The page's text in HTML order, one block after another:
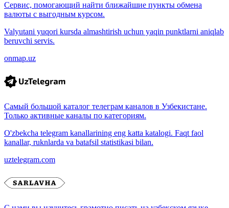
Сервис, помогающий найти ближайшие пункты обмена
валюты с выгодным курсом.
Valyutani yuqori kursda almashtirish uchun yaqin punktlarni aniqlab
beruvchi servis.
onmap.uz
Самый большой каталог телеграм каналов в Узбекистане.
Только активные каналы по категориям.
O'zbekcha telegram kanallarining eng katta katalogi. Faqt faol
kanallar, ruknlarda va batafsil statistikasi bilan.
uztelegram.com